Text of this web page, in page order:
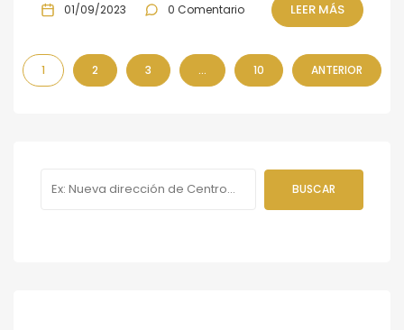
01/09/2023 0 Comentario LEER MÁS
1 2 3 … 10 ANTERIOR